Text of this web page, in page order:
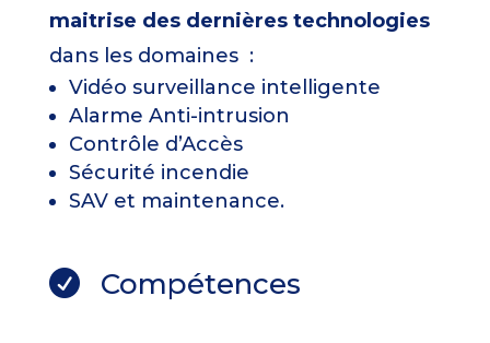
maitrise des dernières technologies
dans les domaines :
Vidéo surveillance intelligente
Alarme Anti-intrusion
Contrôle d’Accès
Sécurité incendie
SAV et maintenance.
 Compétences